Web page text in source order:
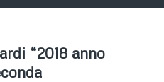
“2018 anno